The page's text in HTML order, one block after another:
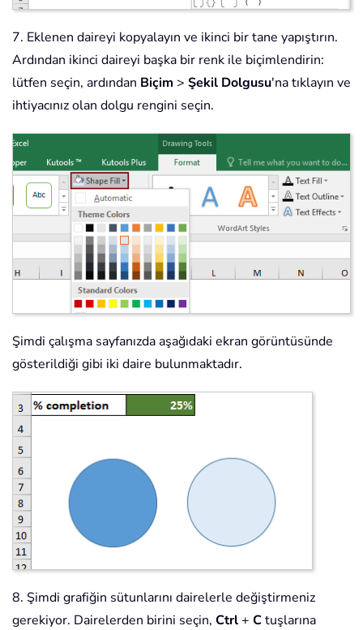
7. Eklenen daireyi kopyalayın ve ikinci bir tane yapıştırın.
Ardından ikinci daireyi başka bir renk ile biçimlendirin:
lütfen seçin, ardından Biçim > Şekil Dolgusu'na tıklayın ve
ihtiyacınız olan dolgu rengini seçin.
Şimdi çalışma sayfanızda aşağıdaki ekran görüntüsünde
gösterildiği gibi iki daire bulunmaktadır.
8. Şimdi grafiğin sütunlarını dairelerle değiştirmeniz
gerekiyor. Dairelerden birini seçin, Ctrl+ Ctuşlarına